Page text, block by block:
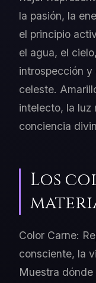
la pasión, la
el principio
el agua, el
introspección y
celeste.
intelecto, la luz
conciencia
Los
Color Carne:
consciente, la
Muestra dónde